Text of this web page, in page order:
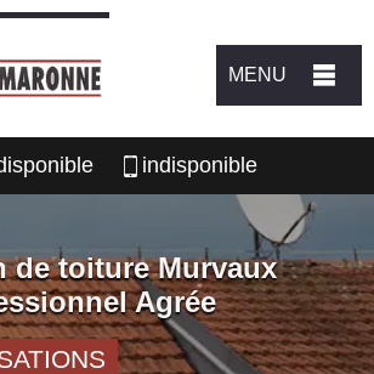
MENU
indisponible
de toiture Murvaux
Agrée